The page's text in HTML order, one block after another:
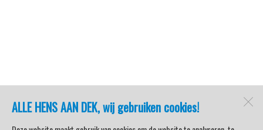
ALLE HENS AAN DEK, wij gebruiken cookies!